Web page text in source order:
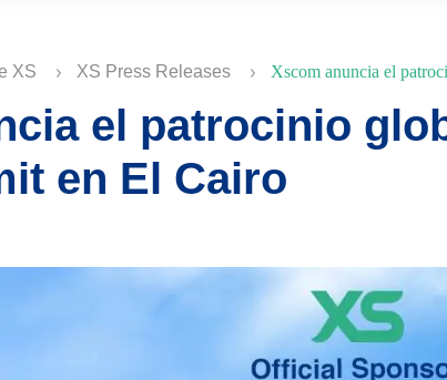
XS XS Press Releases Xscom anuncia el
el patrocinio
en El Cairo